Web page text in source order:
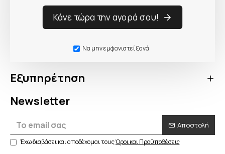
Κάνε τώρα την αγορά σου!
Να μην εμφανιστεί ξανά
Πληροφορίες
Λογαριασμός
Εξυπηρέτηση
Newsletter
Αποστολή
Έχω διαβάσει και αποδέχομαι τουςΌροι και Προϋποθέσεις